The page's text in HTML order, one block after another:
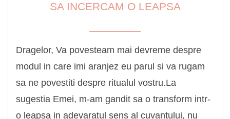
SA INCERCAM O LEAPSA
Dragelor, Va povesteam mai devreme despre
modul in care imi aranjez eu parul si va rugam
sa ne povestiti despre ritualul vostru.La
sugestia Emei, m-am gandit sa o transform intr-
o leapsa in adevaratul sens al cuvantului, nu